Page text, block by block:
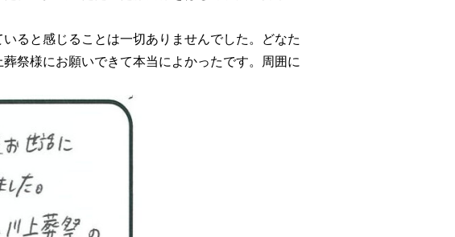
ると感じることは一切ありませんでした。どなた
祭様にお願いできて本当によかったです。周囲に